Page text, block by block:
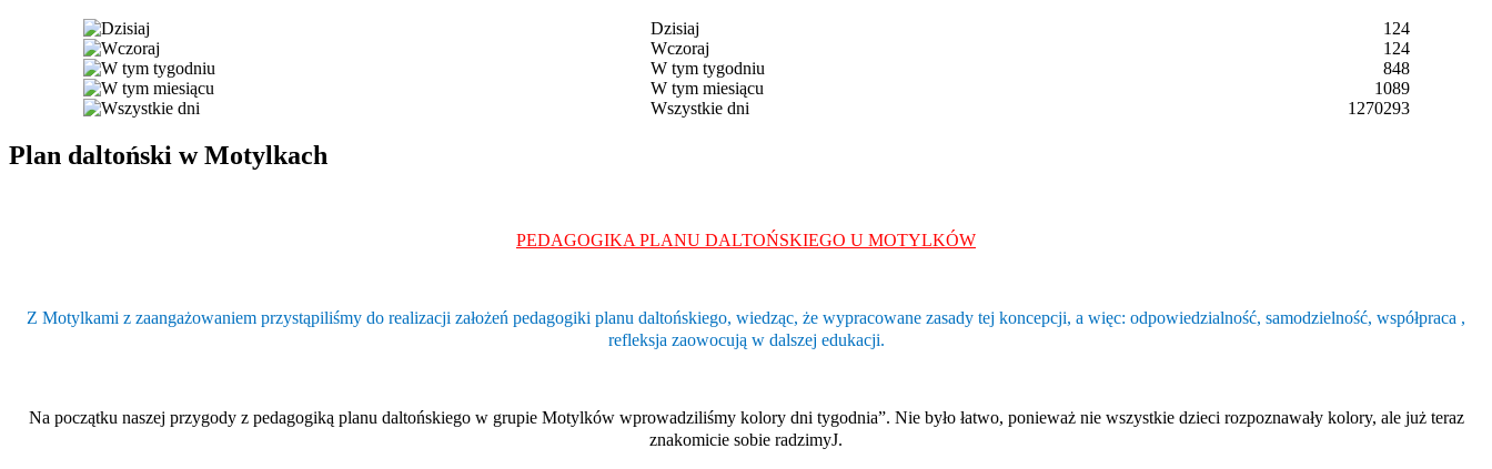
Dzisiaj
124
Wczoraj
124
W tym tygodniu
848
W tym miesiącu
1089
Wszystkie dni
1270293
Plan daltoński w Motylkach
PEDAGOGIKA PLANU DALTOŃSKIEGO U MOTYLKÓW
Z Motylkami z zaangażowaniem przystąpiliśmy do realizacji założeń pedagogiki planu daltońskiego, wiedząc, że wypracowane zasady tej koncepcji, a więc: odpowiedzialność, samodzielność, współpraca ,
refleksja zaowocują w dalszej edukacji.
Na początku naszej przygody z pedagogiką planu daltońskiego w grupie Motylków wprowadziliśmy kolory dni tygodnia”. Nie było łatwo, ponieważ nie wszystkie dzieci rozpoznawały kolory, ale już teraz
znakomicie sobie radzimyJ.